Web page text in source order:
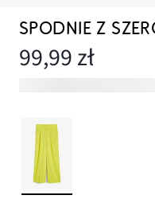
SPODNIE Z
99,99 zł